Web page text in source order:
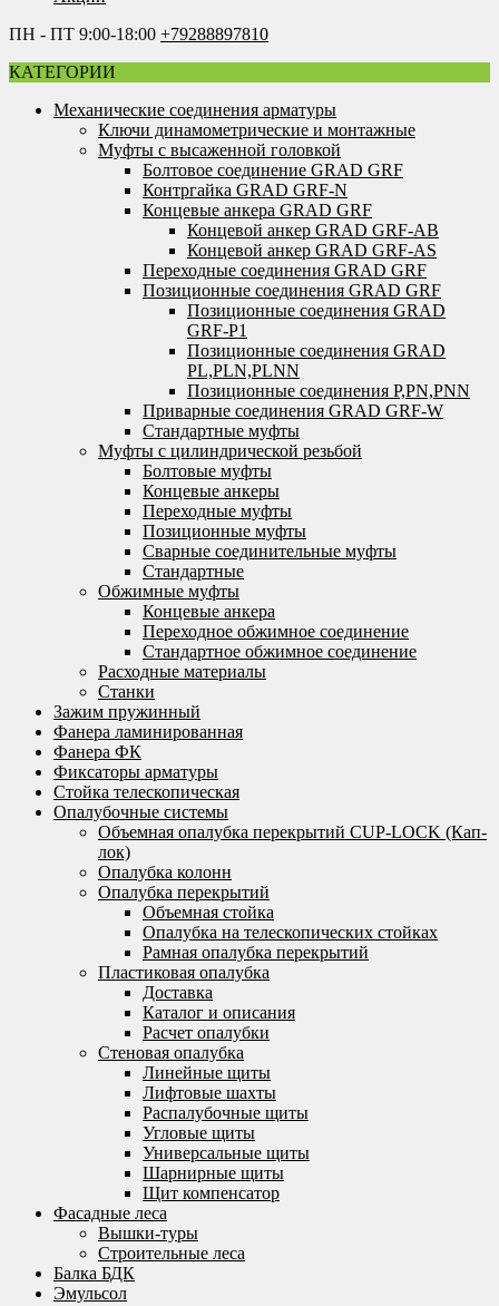
ПН - ПТ 9:00-18:00 +79288897810
КАТЕГОРИИ
Механические соединения арматуры
Ключи динамометрические и монтажные
Муфты с высаженной головкой
Болтовое соединение GRAD GRF
Контргайка GRAD GRF-N
Концевые анкера GRAD GRF
Концевой анкер GRAD GRF-AB
Концевой анкер GRAD GRF-AS
Переходные соединения GRAD GRF
Позиционные соединения GRAD GRF
Позиционные соединения GRAD
GRF-P1
Позиционные соединения GRAD
PL,PLN,PLNN
Позиционные соединения P,PN,PNN
Приварные соединения GRAD GRF-W
Стандартные муфты
Муфты с цилиндрической резьбой
Болтовые муфты
Концевые анкеры
Переходные муфты
Позиционные муфты
Сварные соединительные муфты
Стандартные
Обжимные муфты
Концевые анкера
Переходное обжимное соединение
Стандартное обжимное соединение
Расходные материалы
Станки
Зажим пружинный
Фанера ламинированная
Фанера ФК
Фиксаторы арматуры
Стойка телескопическая
Опалубочные системы
Объемная опалубка перекрытий CUP-LOCK (Кап-
лок)
Опалубка колонн
Опалубка перекрытий
Объемная стойка
Опалубка на телескопических стойках
Рамная опалубка перекрытий
Пластиковая опалубка
Доставка
Каталог и описания
Расчет опалубки
Стеновая опалубка
Линейные щиты
Лифтовые шахты
Распалубочные щиты
Угловые щиты
Универсальные щиты
Шарнирные щиты
Щит компенсатор
Фасадные леса
Вышки-туры
Строительные леса
Балка БДК
Эмульсол